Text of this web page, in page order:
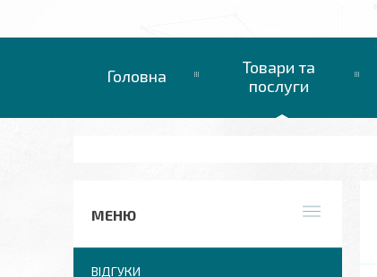
Головна
Товари та
послуги
ВІДГУКИ